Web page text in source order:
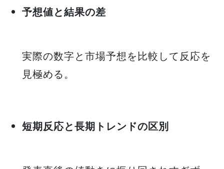
予想値と結果の差
実際の数字と市場予想を比較して反応を
見極める。
短期反応と長期トレンドの区別